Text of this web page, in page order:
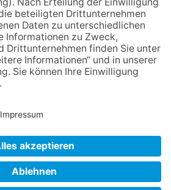
FREIE WÄHLER Bad
Homburg starten
Bürgerumfrage für Berliner
Siedlung und
Gartenfeldsiedlung
NACH OBEN
Netiquette FAQ